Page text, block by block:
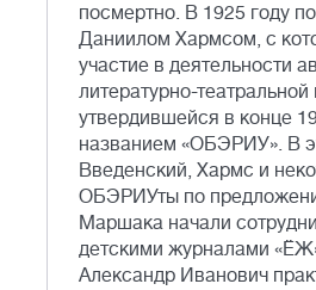
посмертно. В 1925 году
Даниилом Хармсом, с
участие в деятельности
литературно-театральной
утвердившейся в конце
названием «ОБЭРИУ». В
Введенский, Хармс и
ОБЭРИУты по
Маршака начали
детскими журналами
Александр Иванович